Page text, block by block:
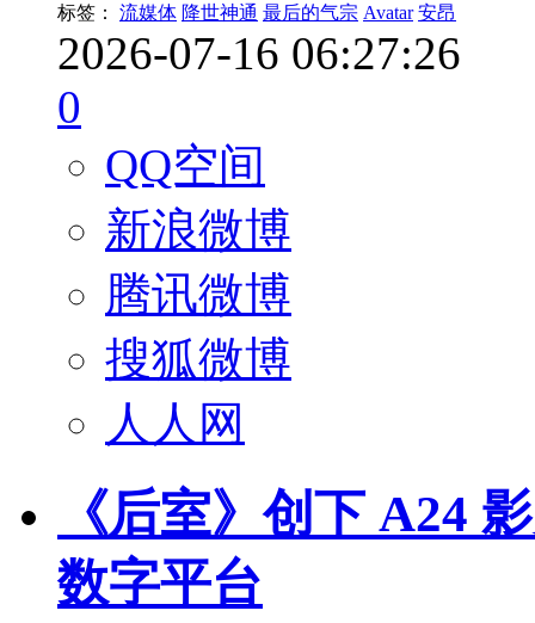
标签： 流媒体 降世神通 最后的气宗 Avatar 安昂
2026-07-16 06:27:26
0
QQ空间
新浪微博
腾讯微博
搜狐微博
人人网
《后室》创下 A24
数字平台